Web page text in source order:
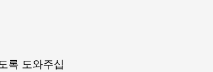
록 도와주십